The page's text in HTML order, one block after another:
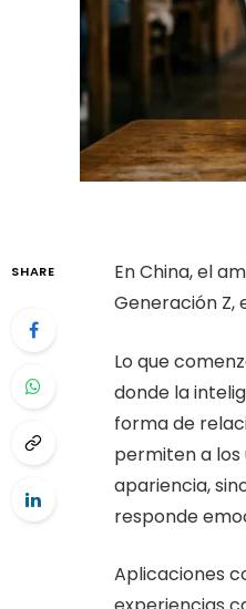
SHARE
En China, el
Generación Z,
Lo que
donde la
forma de
permiten a los
apariencia,
responde
Aplicaciones